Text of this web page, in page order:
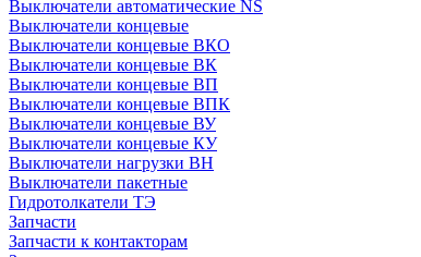
Выключатели автоматические NS
Выключатели концевые
Выключатели концевые ВКО
Выключатели концевые ВК
Выключатели концевые ВП
Выключатели концевые ВПК
Выключатели концевые ВУ
Выключатели концевые КУ
Выключатели нагрузки ВН
Выключатели пакетные
Гидротолкатели ТЭ
Запчасти
Запчасти к контакторам